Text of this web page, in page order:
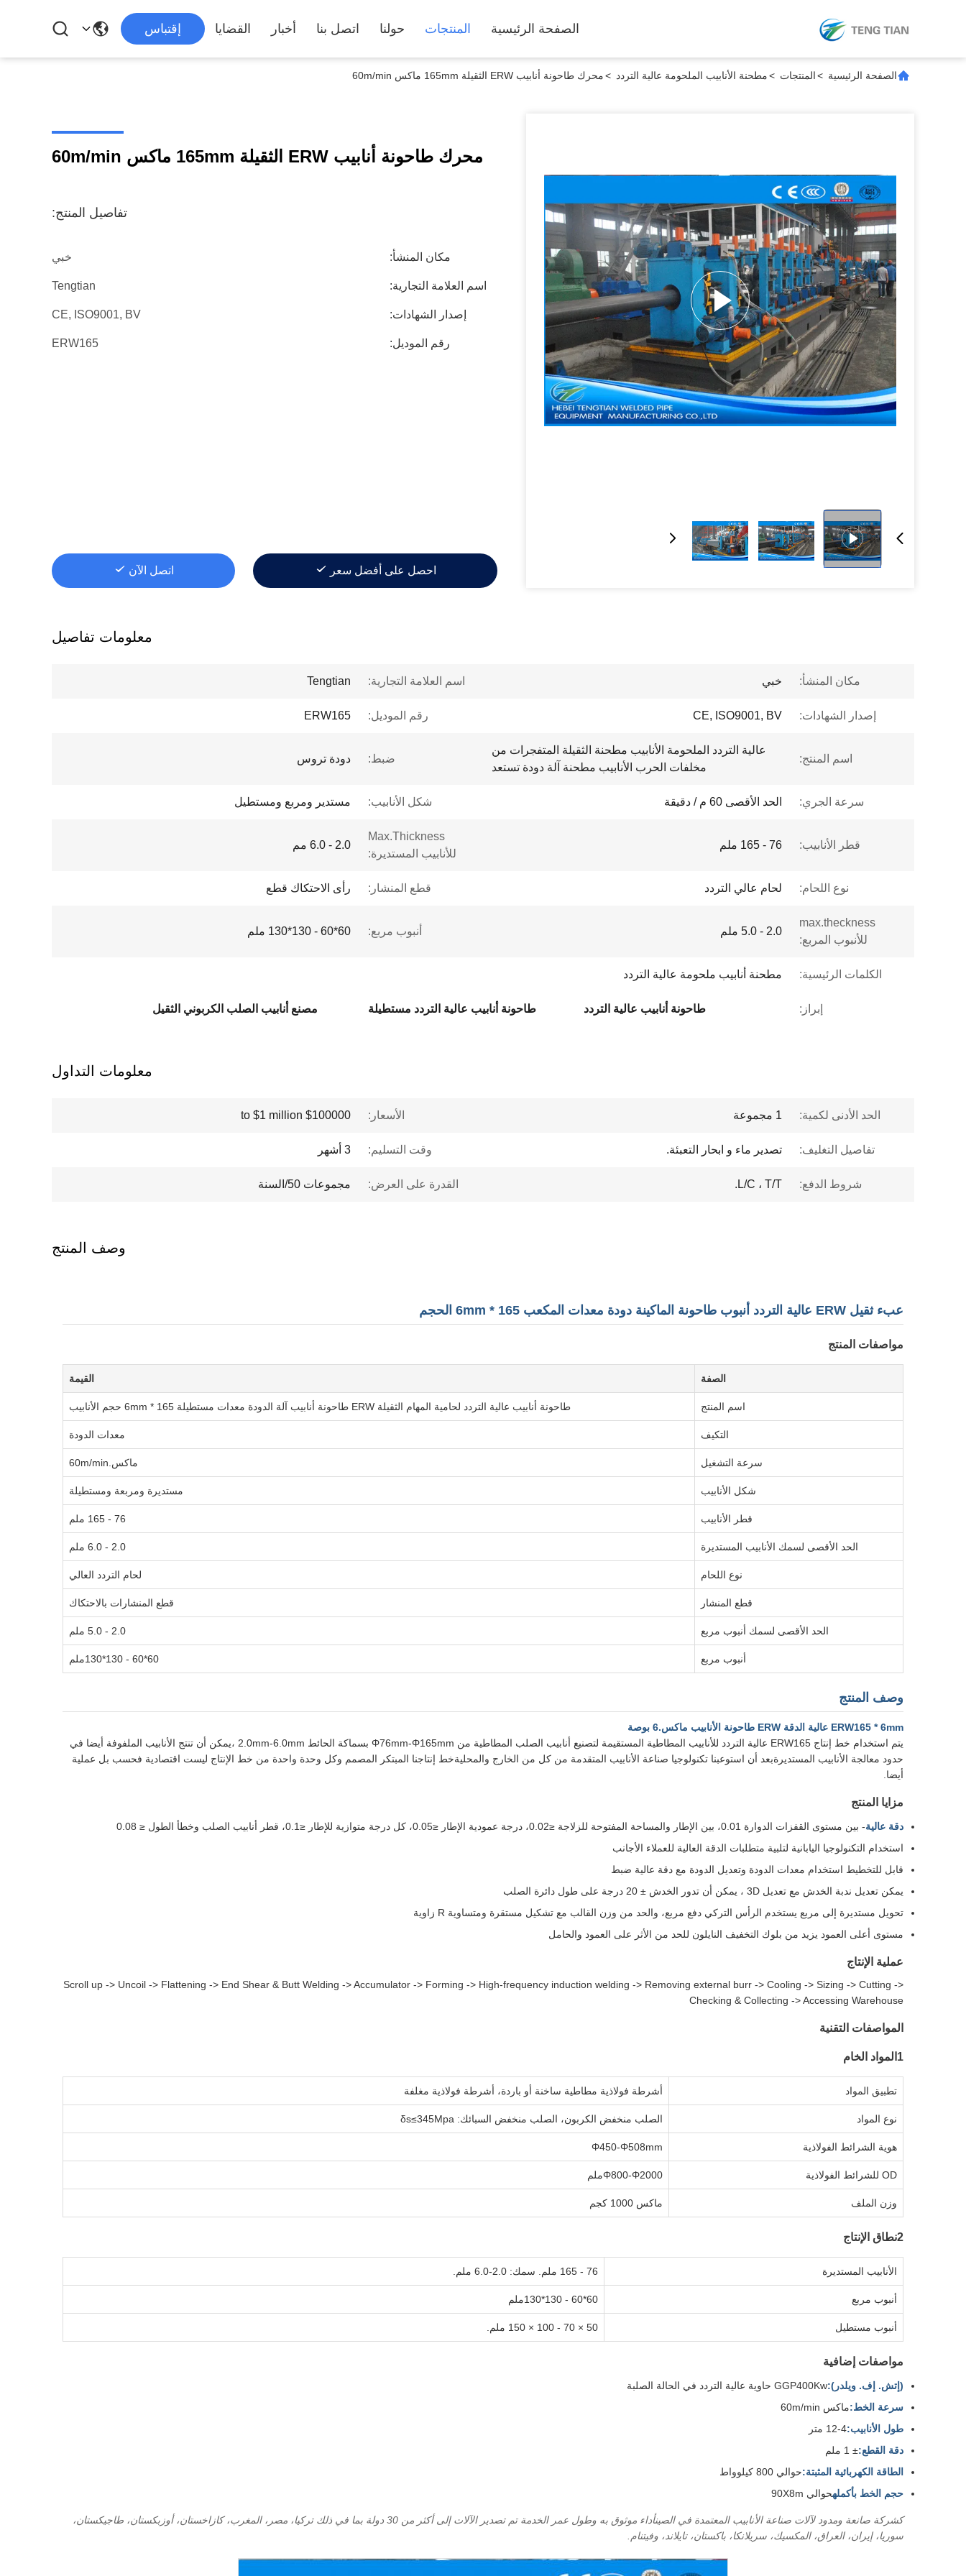
الصفحة الرئيسية المنتجات حولنا اتصل بنا أخبار القضايا إقتباس
الصفحة الرئيسية >المنتجات >مطحنة الأنابيب الملحومة عالية التردد >محرك طاحونة أنابيب ERW الثقيلة 165mm ماكس 60m/min
محرك طاحونة أنابيب ERW الثقيلة 165mm ماكس 60m/min
تفاصيل المنتج:
مكان المنشأ: خبي
اسم العلامة التجارية: Tengtian
إصدار الشهادات: CE, ISO9001, BV
رقم الموديل: ERW165
احصل على أفضل سعر اتصل الآن
معلومات تفاصيل
مكان المنشأ: خبي اسم العلامة التجارية: Tengtian
إصدار الشهادات: CE, ISO9001, BV رقم الموديل: ERW165
اسم المنتج:
عالية التردد الملحومة الأنابيب مطحنة الثقيلة المتفجرات من
مخلفات الحرب الأنابيب مطحنة آلة دودة تستعد
ضبط: دودة تروس
سرعة الجري: الحد الأقصى 60 م / دقيقة شكل الأنابيب: مستدير ومربع ومستطيل
قطر الأنابيب: 76 - 165 ملم
Max.Thickness
للأنابيب المستديرة:
2.0 - 6.0 مم
نوع اللحام: لحام عالي التردد قطع المنشار: رأى الاحتكاك قطع
max.theckness
للأنبوب المربع:
2.0 - 5.0 ملم أنبوب مربع: 60*60 - 130*130 ملم
الكلمات الرئيسية: مطحنة أنابيب ملحومة عالية التردد
إبراز: طاحونة أنابيب عالية التردد طاحونة أنابيب عالية التردد مستطيلة مصنع أنابيب الصلب الكربوني الثقيل
معلومات التداول
الحد الأدنى لكمية: 1 مجموعة الأسعار: $100000 to $1 million
تفاصيل التغليف: تصدير ماء و ابحار التعبئة. وقت التسليم: 3 أشهر
شروط الدفع: L/C ، T/T. القدرة على العرض: مجموعات 50/السنة
وصف المنتج
عبء ثقيل ERW عالية التردد أنبوب طاحونة الماكينة دودة معدات المكعب 165 * 6mm الحجم
مواصفات المنتج
الصفة القيمة
اسم المنتج طاحونة أنابيب عالية التردد لحامية المهام الثقيلة ERW طاحونة أنابيب آلة الدودة معدات مستطيلة 165 * 6mm حجم الأنابيب
التكيف معدات الدودة
سرعة التشغيل ماكس.60m/min
شكل الأنابيب مستديرة ومربعة ومستطيلة
قطر الأنابيب 76 - 165 ملم
الحد الأقصى لسمك الأنابيب المستديرة 2.0 - 6.0 ملم
نوع اللحام لحام التردد العالي
قطع المنشار قطع المنشارات بالاحتكاك
الحد الأقصى لسمك أنبوب مربع 2.0 - 5.0 ملم
أنبوب مربع 60*60 - 130*130ملم
وصف المنتج
ERW165 * 6mm عالية الدقة ERW طاحونة الأنابيب ماكس.6 بوصة
يتم استخدام خط إنتاج ERW165 عالية التردد للأنابيب المطاطية المستقيمة لتصنيع أنابيب الصلب المطاطية من Φ76mm-Φ165mm بسماكة الحائط 2.0mm-6.0mm ،يمكن أن تنتج الأنابيب الملفوفة أيضا في
حدود معالجة الأنابيب المستديرةبعد أن استوعبنا تكنولوجيا صناعة الأنابيب المتقدمة من كل من الخارج والمحليةخط إنتاجنا المبتكر المصمم وكل وحدة واحدة من خط الإنتاج ليست اقتصادية فحسب بل عملية
أيضا.
مزايا المنتج
دقة عالية- بين مستوى القفزات الدوارة 0.01، بين الإطار والمساحة المفتوحة للزلاجة ≤0.02، درجة عمودية الإطار ≤0.05، كل درجة متوازية للإطار ≤0.1، قطر أنابيب الصلب وخطأ الطول ≤ 0.08
استخدام التكنولوجيا اليابانية لتلبية متطلبات الدقة العالية للعملاء الأجانب
قابل للتخطيط استخدام معدات الدودة وتعديل الدودة مع دقة عالية ضبط
يمكن تعديل ندبة الخدش مع تعديل 3D ، يمكن أن تدور الخدش ± 20 درجة على طول دائرة الصلب
تحويل مستديرة إلى مربع يستخدم الرأس التركي دفع مربع، والحد من وزن القالب مع تشكيل مستقرة ومتساوية R زاوية
مستوى أعلى العمود يزيد من بلوك التخفيف النايلون للحد من الأثر على العمود والحامل
عملية الإنتاج
Scroll up -> Uncoil -> Flattening -> End Shear & Butt Welding -> Accumulator -> Forming -> High-frequency induction welding -> Removing external burr -> Cooling -> Sizing -> Cutting ->
Checking & Collecting -> Accessing Warehouse
المواصفات التقنية
1المواد الخام
تطبيق المواد أشرطة فولاذية مطاطية ساخنة أو باردة، أشرطة فولاذية مغلفة
نوع المواد الصلب منخفض الكربون، الصلب منخفض السبائك: δs≤345Mpa
هوية الشرائط الفولاذية Φ450-Φ508mm
OD للشرائط الفولاذية Φ800-Φ2000ملم
وزن الملف ماكس 1000 كجم
2نطاق الإنتاج
الأنابيب المستديرة 76 - 165 ملم. سمك: 2.0-6.0 ملم.
أنبوب مربع 60*60 - 130*130ملم
أنبوب مستطيل 50 × 70 - 100 × 150 ملم.
مواصفات إضافية
(إتش. إف. ويلدر):GGP400Kw حاوية عالية التردد في الحالة الصلبة
سرعة الخط:ماكس 60m/min
طول الأنابيب:4-12 متر
دقة القطع:± 1 ملم
الطاقة الكهربائية المثبتة:حوالي 800 كيلوواط
حجم الخط بأكملهحوالي 90X8m
كشركة صانعة ومدود لآلات صناعة الأنابيب المعتمدة في الصينأداء موثوق به وطول عمر الخدمة تم تصدير الآلات إلى أكثر من 30 دولة بما في ذلك تركيا، مصر، المغرب، كازاخستان، أوزبكستان، طاجيكستان،
سوريا، إيران، العراق، المكسيك، سريلانكا، باكستان، تايلاند، وفيتنام.